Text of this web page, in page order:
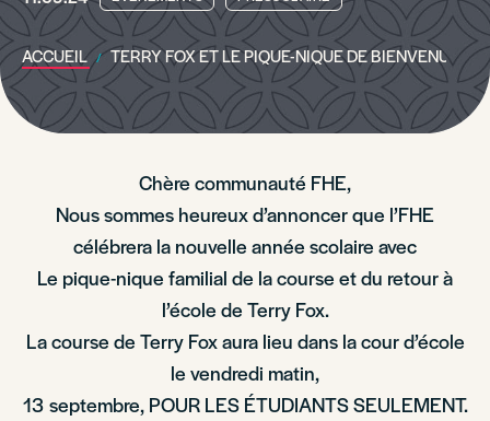
ACCUEIL TERRY FOX ET LE PIQUE-NIQUE DE BIENVENUE
Chère communauté FHE,
Nous sommes heureux d’annoncer que l’FHE
célébrera la nouvelle année scolaire avec
Le pique-nique familial de la course et du retour à
l’école de Terry Fox.
La course de Terry Fox aura lieu dans la cour d’école
le vendredi matin,
13 septembre, POUR LES ÉTUDIANTS SEULEMENT.